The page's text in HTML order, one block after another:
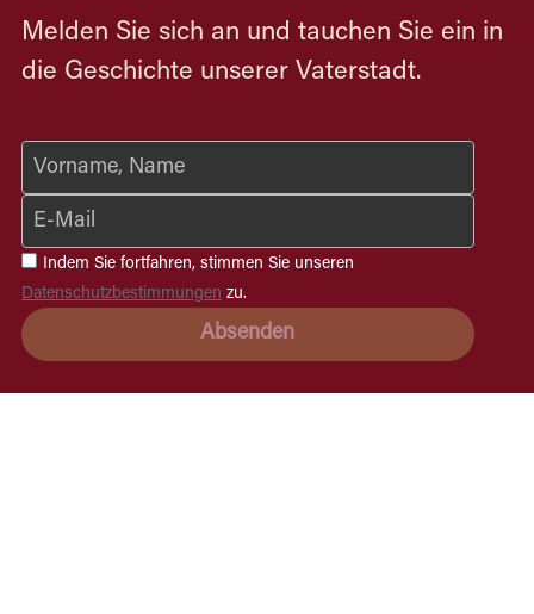
Melden Sie sich an und tauchen Sie ein in
die Geschichte unserer Vaterstadt.
Vorname, Name
E-Mail
Indem Sie fortfahren, stimmen Sie unseren
Datenschutzbestimmungen zu.
Absenden